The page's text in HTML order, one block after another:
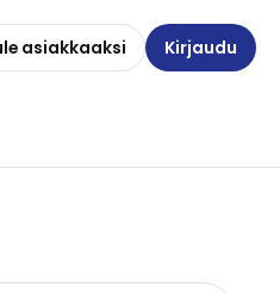
asiakkaaksi Kirjaudu